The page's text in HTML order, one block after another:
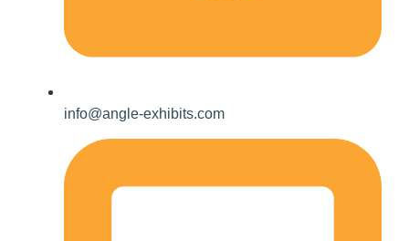
info@angle-exhibits.com